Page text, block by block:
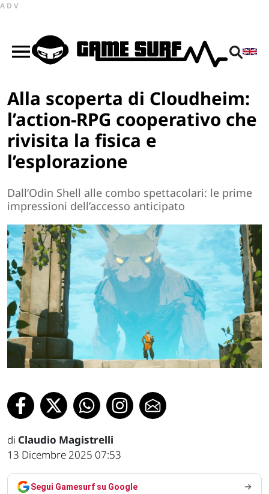
ADV
Alla scoperta di Cloudheim:
l’action-RPG cooperativo che
rivisita la fisica e
l’esplorazione
Dall’Odin Shell alle combo spettacolari: le prime
impressioni dell’accesso anticipato
di Claudio Magistrelli
13 Dicembre 2025 07:53
Segui Gamesurf su Google